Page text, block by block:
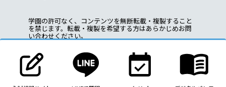
学園の許可なく、コンテンツを無断転載・複製すること
を禁じます。転載・複製を希望する方はあらかじめお問
い合わせください。